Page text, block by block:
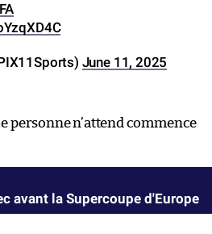
June 11, 2025
personne n’attend commence
avant la Supercoupe d'Europe